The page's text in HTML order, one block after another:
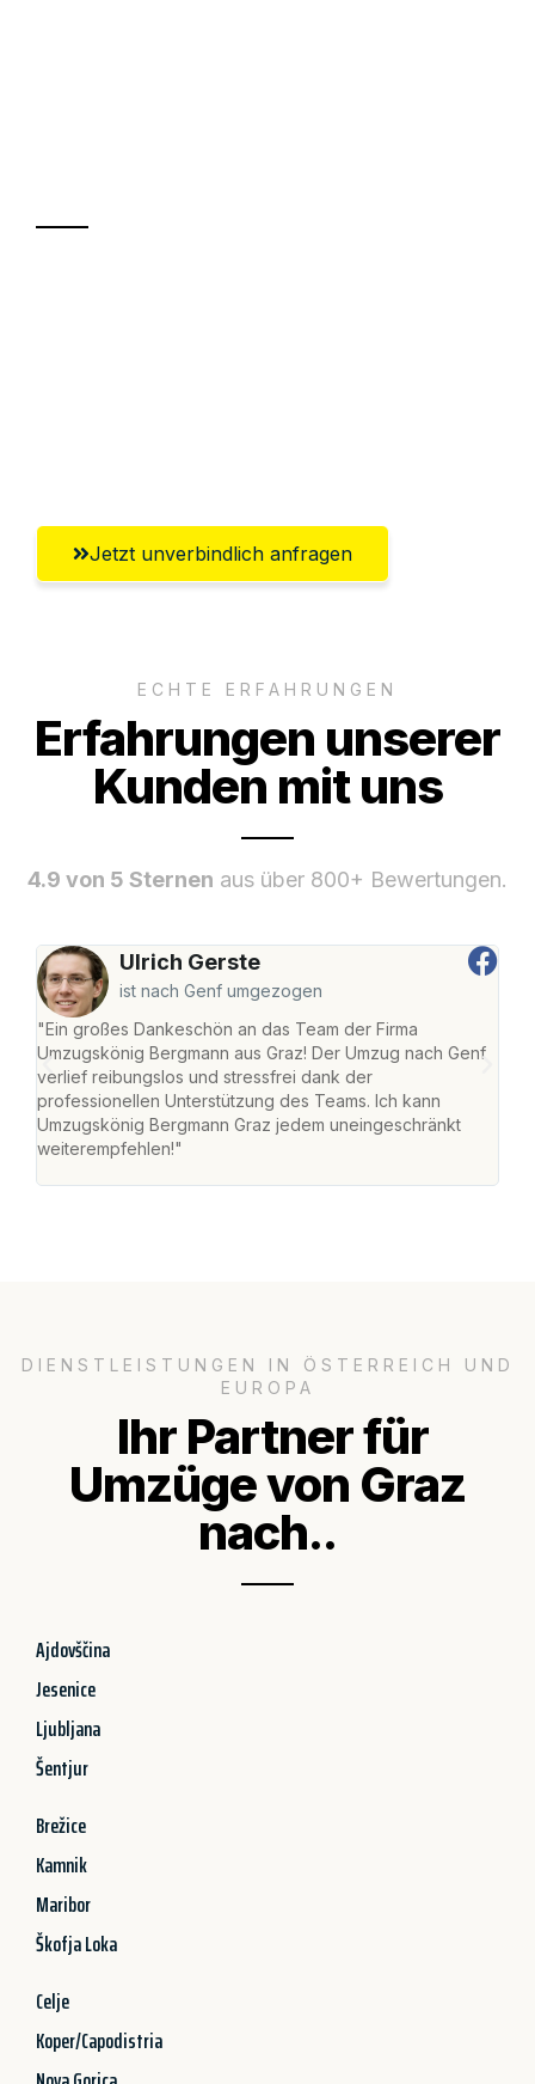
Jetzt unverbindlich anfragen
ECHTE ERFAHRUNGEN
Erfahrungen unserer
Kunden mit uns
4.9 von 5 Sternen aus über 800+ Bewertungen.
Ulrich Gerste
ist nach Genf umgezogen
"Ein großes Dankeschön an das Team der Firma
Umzugskönig Bergmann aus Graz! Der Umzug nach Genf
verlief reibungslos und stressfrei dank der
professionellen Unterstützung des Teams. Ich kann
Umzugskönig Bergmann Graz jedem uneingeschränkt
weiterempfehlen!"
DIENSTLEISTUNGEN IN ÖSTERREICH UND
EUROPA
Ihr Partner für
Umzüge von Graz
nach..
Ajdovščina
Jesenice
Ljubljana
Šentjur
Brežice
Kamnik
Maribor
Škofja Loka
Celje
Koper/Capodistria